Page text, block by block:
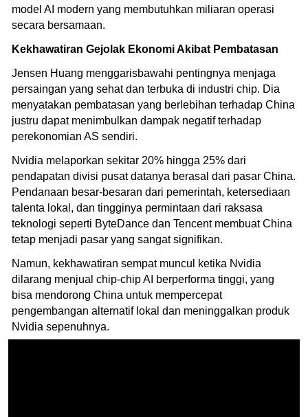
model AI modern yang membutuhkan miliaran operasi
secara bersamaan.
Kekhawatiran Gejolak Ekonomi Akibat Pembatasan
Jensen Huang menggarisbawahi pentingnya menjaga
persaingan yang sehat dan terbuka di industri chip. Dia
menyatakan pembatasan yang berlebihan terhadap China
justru dapat menimbulkan dampak negatif terhadap
perekonomian AS sendiri.
Nvidia melaporkan sekitar 20% hingga 25% dari
pendapatan divisi pusat datanya berasal dari pasar China.
Pendanaan besar-besaran dari pemerintah, ketersediaan
talenta lokal, dan tingginya permintaan dari raksasa
teknologi seperti ByteDance dan Tencent membuat China
tetap menjadi pasar yang sangat signifikan.
Namun, kekhawatiran sempat muncul ketika Nvidia
dilarang menjual chip-chip AI berperforma tinggi, yang
bisa mendorong China untuk mempercepat
pengembangan alternatif lokal dan meninggalkan produk
Nvidia sepenuhnya.